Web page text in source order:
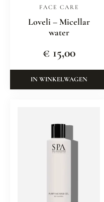
FACE CARE
Loveli – Micellar
water
€ 15,00
IN WINKELWAGEN